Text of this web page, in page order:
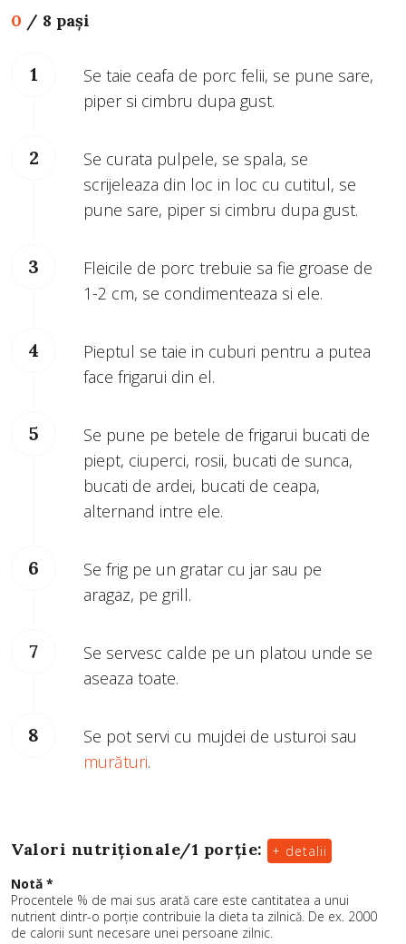
0 / 8 pași
Se taie ceafa de porc felii, se pune sare,
piper si cimbru dupa gust.
Se curata pulpele, se spala, se
scrijeleaza din loc in loc cu cutitul, se
pune sare, piper si cimbru dupa gust.
Fleicile de porc trebuie sa fie groase de
1-2 cm, se condimenteaza si ele.
Pieptul se taie in cuburi pentru a putea
face frigarui din el.
Se pune pe betele de frigarui bucati de
piept, ciuperci, rosii, bucati de sunca,
bucati de ardei, bucati de ceapa,
alternand intre ele.
Se frig pe un gratar cu jar sau pe
aragaz, pe grill.
Se servesc calde pe un platou unde se
aseaza toate.
Se pot servi cu mujdei de usturoi sau
murături.
Valori nutriționale/1 porție:
+ detalii
Notă *
Procentele % de mai sus arată care este cantitatea a unui
nutrient dintr-o porție contribuie la dieta ta zilnică. De ex. 2000
de calorii sunt necesare unei persoane zilnic.